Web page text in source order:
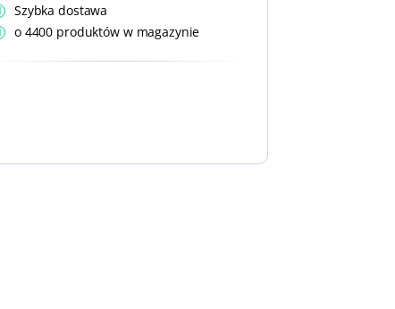
Szybka dostawa
o 4400 produktów w magazynie